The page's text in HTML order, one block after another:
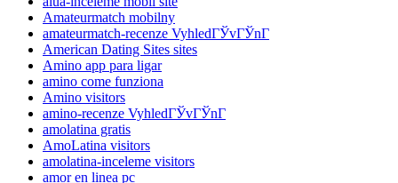
Amateurmatch mobilny
amateurmatch-recenze VyhledГЎvГЎnГ­
American Dating Sites sites
Amino app para ligar
amino come funziona
Amino visitors
amino-recenze VyhledГЎvГЎnГ­
amolatina gratis
AmoLatina visitors
amolatina-inceleme visitors
amor en linea pc